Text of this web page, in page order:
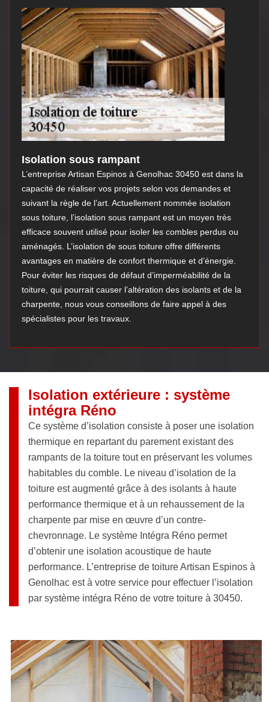
Isolation sous rampant
L’entreprise Artisan Espinos à Genolhac 30450 est dans la
capacité de réaliser vos projets selon vos demandes et
suivant la règle de l’art. Actuellement nommée isolation
sous toiture, l’isolation sous rampant est un moyen très
efficace souvent utilisé pour isoler les combles perdus ou
aménagés. L’isolation de sous toiture offre différents
avantages en matière de confort thermique et d’énergie.
Pour éviter les risques de défaut d’imperméabilité de la
toiture, qui pourrait causer l’altération des isolants et de la
charpente, nous vous conseillons de faire appel à des
spécialistes pour les travaux.
Isolation extérieure : système
intégra Réno
Ce système d’isolation consiste à poser une isolation
thermique en repartant du parement existant des
rampants de la toiture tout en préservant les volumes
habitables du comble. Le niveau d’isolation de la
toiture est augmenté grâce à des isolants à haute
performance thermique et à un rehaussement de la
charpente par mise en œuvre d’un contre-
chevronnage. Le système Intégra Réno permet
d’obtenir une isolation acoustique de haute
performance. L’entreprise de toiture Artisan Espinos à
Genolhac est à votre service pour effectuer l’isolation
par système intégra Réno de votre toiture à 30450.